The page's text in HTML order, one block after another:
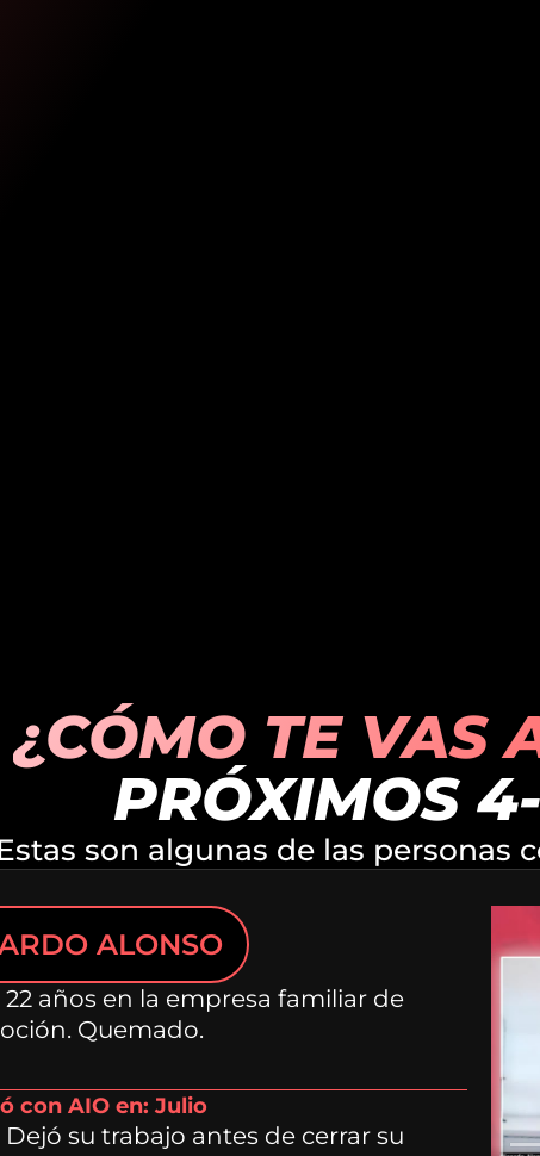
¿CÓMO TE VAS
PRÓXIMOS
son algunas de las personas
ALONSO
22 años en la empresa familiar de
Quemado.
con AIO en: Julio
Dejó su trabajo antes de cerrar su